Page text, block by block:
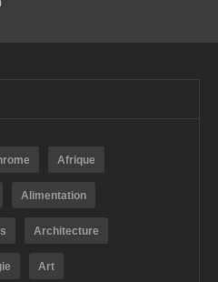
Afrique
Alimentation
Architecture
Art